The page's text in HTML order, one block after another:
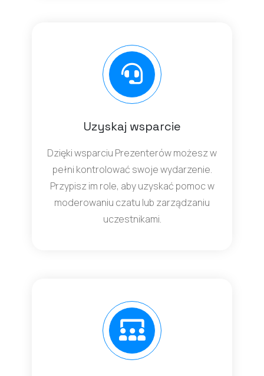
Uzyskaj wsparcie
Dzięki wsparciu Prezenterów możesz w
pełni kontrolować swoje wydarzenie.
Przypisz im role, aby uzyskać pomoc w
moderowaniu czatu lub zarządzaniu
uczestnikami.